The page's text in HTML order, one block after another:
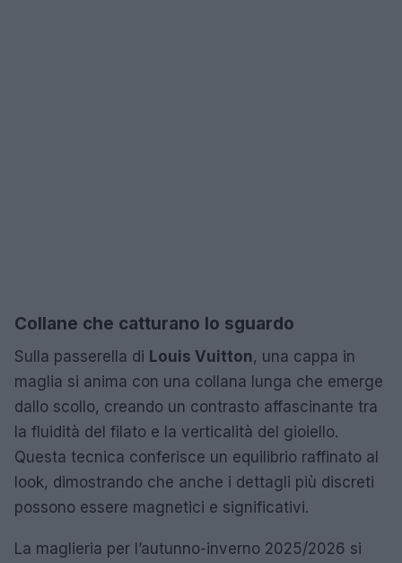
Collane che catturano lo sguardo
Sulla passerella di Louis Vuitton, una cappa in
maglia si anima con una collana lunga che emerge
dallo scollo, creando un contrasto affascinante tra
la fluidità del filato e la verticalità del gioiello.
Questa tecnica conferisce un equilibrio raffinato al
look, dimostrando che anche i dettagli più discreti
possono essere magnetici e significativi.
La maglieria per l’autunno-inverno 2025/2026 si